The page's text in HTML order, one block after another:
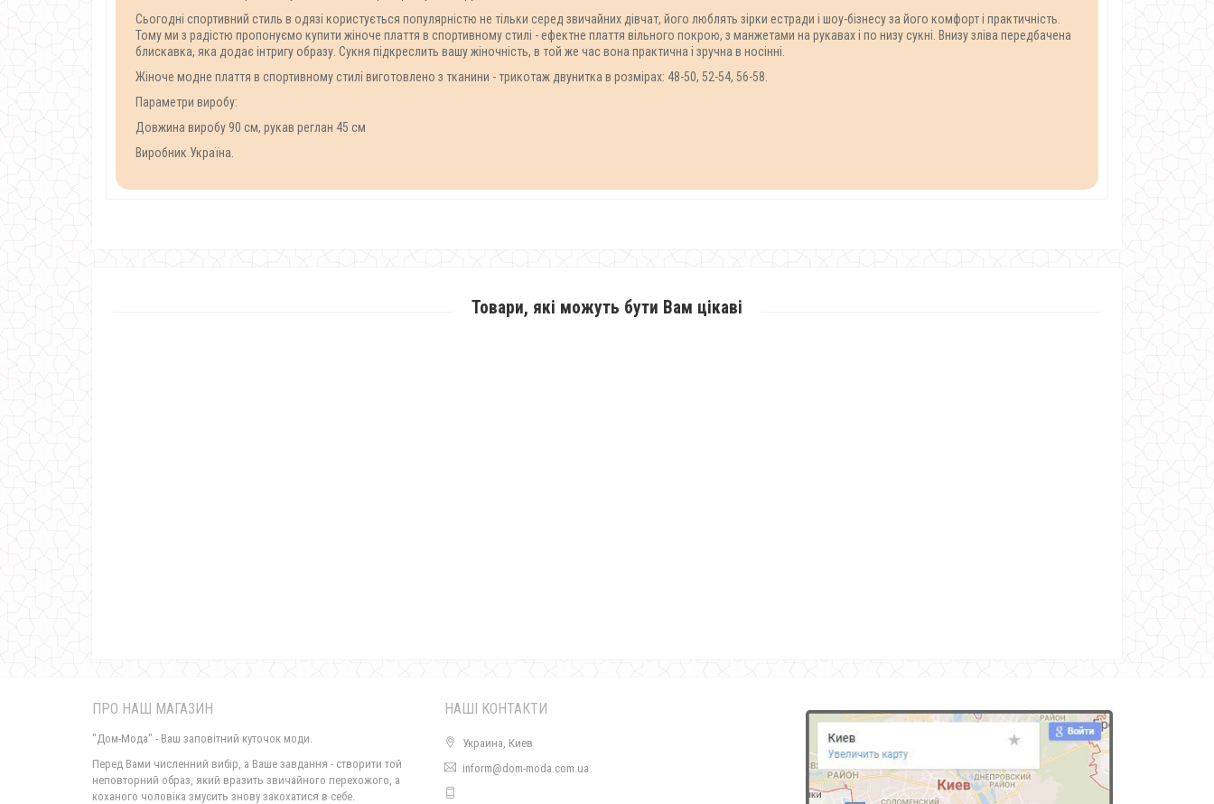
Сьогодні спортивний стиль в одязі користується популярністю не тільки серед звичайних дівчат, його люблять зірки естради і шоу-бізнесу за його комфорт і практичність.
Тому ми з радістю пропонуємо купити жіноче плаття в спортивному стилі - ефектне плаття вільного покрою, з манжетами на рукавах і по низу сукні. Внизу зліва передбачена
блискавка, яка додає інтригу образу. Сукня підкреслить вашу жіночність, в той же час вона практична і зручна в носінні.
Жіноче модне плаття в спортивному стилі виготовлено з тканини - трикотаж двунитка в розмірах: 48-50, 52-54, 56-58.
Параметри виробу:
Довжина виробу 90 см, рукав реглан 45 см
Виробник Україна.
Товари, які можуть бути Вам цікаві
ПРО НАШ МАГАЗИН
"Дом-Мода" - Ваш заповітний куточок моди.
Перед Вами численний вибір, а Ваше завдання - створити той
неповторний образ, який вразить звичайного перехожого, а
коханого чоловіка змусить знову закохатися в себе.
НАШІ КОНТАКТИ
Украина, Киев
inform@dom-moda.com.ua